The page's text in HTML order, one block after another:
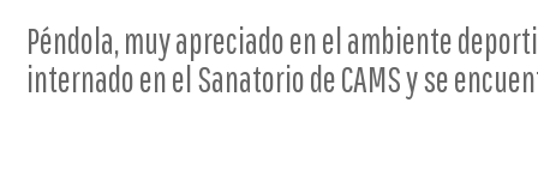
Péndola, muy apreciado en el ambiente
internado en el Sanatorio de CAMS y se